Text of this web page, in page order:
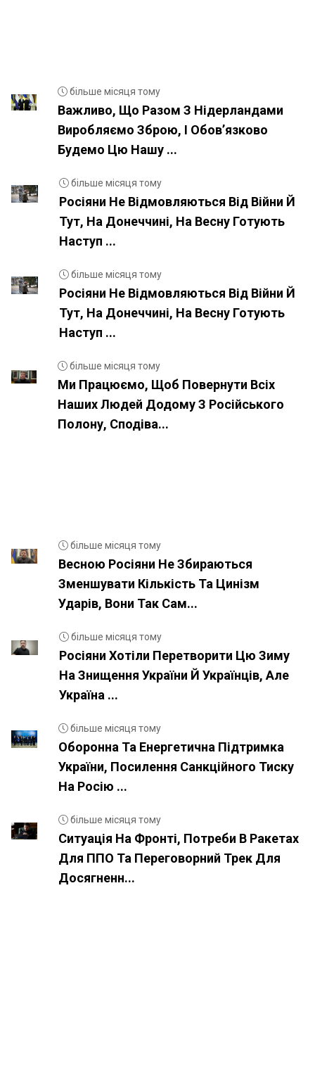
більше місяця тому
Важливо, Що Разом З Нідерландами
Виробляємо Зброю, І Обовʼязково
Будемо Цю Нашу ...
більше місяця тому
Росіяни Не Відмовляються Від Війни Й
Тут, На Донеччині, На Весну Готують
Наступ ...
більше місяця тому
Росіяни Не Відмовляються Від Війни Й
Тут, На Донеччині, На Весну Готують
Наступ ...
більше місяця тому
Ми Працюємо, Щоб Повернути Всіх
Наших Людей Додому З Російського
Полону, Сподіва...
більше місяця тому
Весною Росіяни Не Збираються
Зменшувати Кількість Та Цинізм
Ударів, Вони Так Сам...
більше місяця тому
Росіяни Хотіли Перетворити Цю Зиму
На Знищення України Й Українців, Але
Україна ...
більше місяця тому
Оборонна Та Енергетична Підтримка
України, Посилення Санкційного Тиску
На Росію ...
більше місяця тому
Ситуація На Фронті, Потреби В Ракетах
Для ППО Та Переговорний Трек Для
Досягненн...